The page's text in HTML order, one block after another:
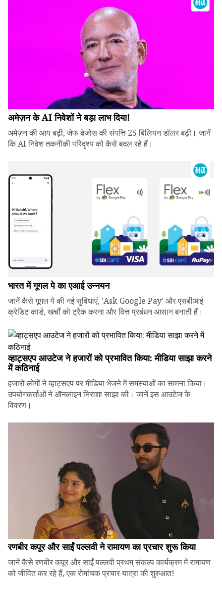
अमेज़न के AI निवेशों ने बड़ा लाभ दिया!
अमेज़न की आय बढ़ी, जेफ बेजोस की संपत्ति 25 बिलियन डॉलर बढ़ी। जानें
कि AI निवेश तकनीकी परिदृश्य को कैसे बदल रहे हैं।
भारत में गूगल पे का एआई उन्नयन
जानें कैसे गूगल पे की नई सुविधाएं, 'Ask Google Pay' और एसबीआई
क्रेडिट कार्ड, खर्चों को ट्रैक करना और वित्त प्रबंधन आसान बनाती हैं।
व्हाट्सएप आउटेज ने हजारों को प्रभावित किया: मीडिया साझा करने
में कठिनाई
हजारों लोगों ने व्हाट्सएप पर मीडिया भेजने में समस्याओं का सामना किया।
उपयोगकर्ताओं ने ऑनलाइन निराशा साझा की। जानें इस आउटेज के
विवरण।
रणबीर कपूर और साईं पल्लवी ने रामायण का प्रचार शुरू किया
जानें कैसे रणबीर कपूर और साईं पल्लवी प्रथम् संकल्प कार्यक्रम में रामायण
को जीवित कर रहे हैं, एक रोमांचक प्रचार यात्रा की शुरुआत!